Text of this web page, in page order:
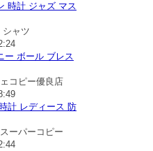
時計 ジャズ マス
シャツ
ー ボール ブレス
コピー優良店
計 レディース 防
ーパーコピー